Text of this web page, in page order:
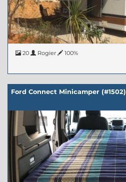
20 Rogier 100%
Ford Connect Minicamper (#1502)